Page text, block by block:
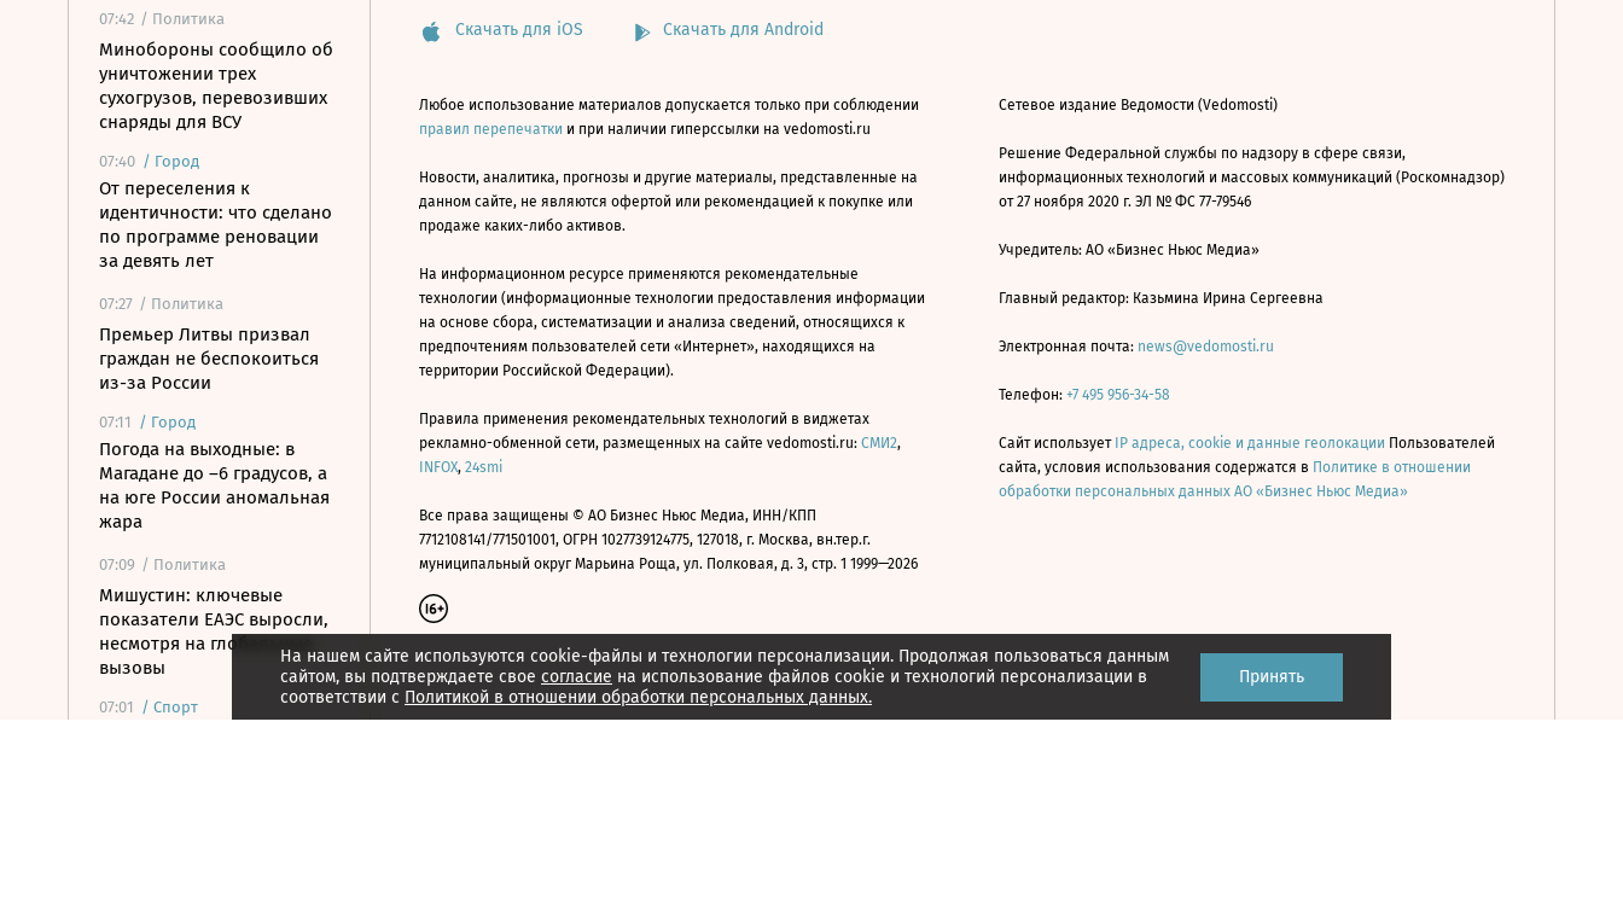
07:42 / Политика
Минобороны сообщило об
уничтожении трех
сухогрузов, перевозивших
снаряды для ВСУ
07:40 / Город
От переселения к
идентичности: что сделано
по программе реновации
за девять лет
07:27 / Политика
Премьер Литвы призвал
граждан не беспокоиться
из-за России
07:11 / Город
Погода на выходные: в
Магадане до –6 градусов, а
на юге России аномальная
жара
07:09 / Политика
Мишустин: ключевые
показатели ЕАЭС выросли,
несмотря на глобальные
вызовы
07:01 / Спорт
На нашем сайте используются cookie-файлы и технологии персонализации. Продолжая пользоваться данным
сайтом, вы подтверждаете свое согласие на использование файлов cookie и технологий персонализации в
соответствии с Политикой в отношении обработки персональных данных.
Принять
Скачать для iOS Скачать для Android
Любое использование материалов допускается только при соблюдении
правил перепечатки и при наличии гиперссылки на vedomosti.ru
Новости, аналитика, прогнозы и другие материалы, представленные на
данном сайте, не являются офертой или рекомендацией к покупке или
продаже каких-либо активов.
На информационном ресурсе применяются рекомендательные
технологии (информационные технологии предоставления информации
на основе сбора, систематизации и анализа сведений, относящихся к
предпочтениям пользователей сети «Интернет», находящихся на
территории Российской Федерации).
Правила применения рекомендательных технологий в виджетах
рекламно-обменной сети, размещенных на сайте vedomosti.ru: СМИ2,
INFOX, 24smi
Все права защищены © АО Бизнес Ньюс Медиа, ИНН/КПП
7712108141/771501001, ОГРН 1027739124775, 127018, г. Москва, вн.тер.г.
муниципальный округ Марьина Роща, ул. Полковая, д. 3, стр. 1 1999—2026
Сетевое издание Ведомости (Vedomosti)
Решение Федеральной службы по надзору в сфере связи,
информационных технологий и массовых коммуникаций (Роскомнадзор)
от 27 ноября 2020 г. ЭЛ № ФС 77-79546
Учредитель: АО «Бизнес Ньюс Медиа»
Главный редактор: Казьмина Ирина Сергеевна
Электронная почта: news@vedomosti.ru
Телефон: +7 495 956-34-58
Сайт использует IP адреса, cookie и данные геолокации Пользователей
сайта, условия использования содержатся в Политике в отношении
обработки персональных данных АО «Бизнес Ньюс Медиа»